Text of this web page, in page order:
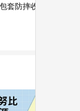
套防摔收納